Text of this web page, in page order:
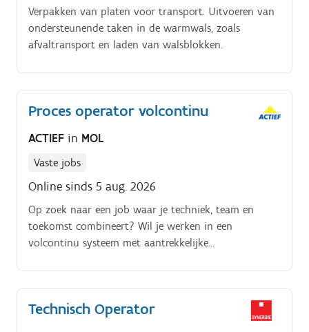
Verpakken van platen voor transport. Uitvoeren van
ondersteunende taken in de warmwals, zoals
afvaltransport en laden van walsblokken.
Proces operator volcontinu
ACTIEF in MOL
Vaste jobs
Online sinds 5 aug. 2026
Op zoek naar een job waar je techniek, team en
toekomst combineert? Wil je werken in een
volcontinu systeem met aantrekkelijke
Technisch Operator